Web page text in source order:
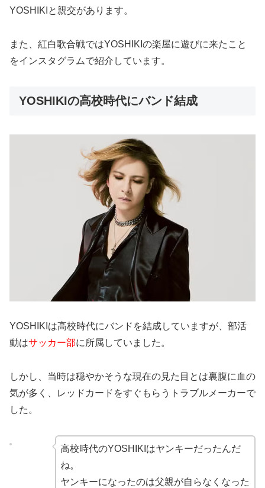
YOSHIKIと親交があります。
また、紅白歌合戦ではYOSHIKIの楽屋に遊びに来たこと
をインスタグラムで紹介しています。
YOSHIKIの高校時代にバンド結成
YOSHIKIは高校時代にバンドを結成していますが、部活
動はサッカー部に所属していました。
しかし、当時は穏やかそうな現在の見た目とは裏腹に血の
気が多く、レッドカードをすぐもらうトラブルメーカーで
した。
高校時代のYOSHIKIはヤンキーだったんだ
ね。
ヤンキーになったのは父親が自らなくなった